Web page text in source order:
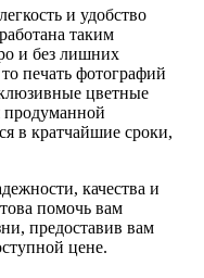
и удобство
таким
и без лишних
печать фотографий
цветные
продуманной
в кратчайшие сроки,
качества и
помочь вам
предоставив вам
цене.